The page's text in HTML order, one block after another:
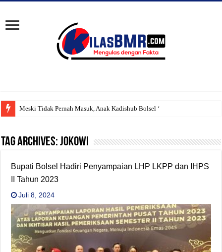
Meski Tidak Pernah Masuk, Anak Kadishub Bolsel ‘Diduga’ Tetap Teri
Tag Archives:jokowi
Bupati Bolsel Hadiri Penyampaian LHP LKPP dan IHPS
II Tahun 2023
Juli 8, 2024